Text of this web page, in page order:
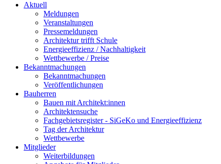
Aktuell
Meldungen
Veranstaltungen
Pressemeldungen
Architektur trifft Schule
Energieeffizienz / Nachhaltigkeit
Wettbewerbe / Preise
Bekanntmachungen
Bekanntmachungen
Veröffentlichungen
Bauherren
Bauen mit Architekt:innen
Architektensuche
Fachgebietsregister - SiGeKo und Energieeffizienz
Tag der Architektur
Wettbewerbe
Mitglieder
Weiterbildungen